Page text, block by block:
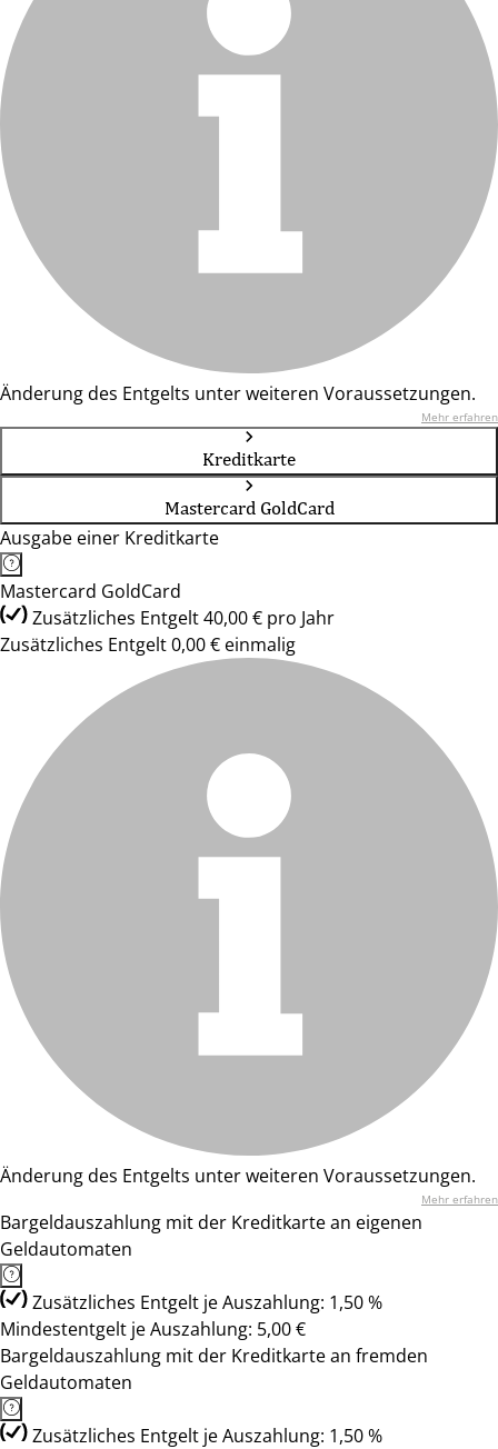
Änderung des Entgelts unter weiteren Voraussetzungen.
Mehr erfahren
Kreditkarte
Mastercard GoldCard
Ausgabe einer Kreditkarte
Mastercard GoldCard
Zusätzliches Entgelt 40,00 € pro Jahr
Zusätzliches Entgelt 0,00 € einmalig
Änderung des Entgelts unter weiteren Voraussetzungen.
Mehr erfahren
Bargeldauszahlung mit der Kreditkarte an eigenen
Geldautomaten
Zusätzliches Entgelt je Auszahlung: 1,50 %
Mindestentgelt je Auszahlung: 5,00 €
Bargeldauszahlung mit der Kreditkarte an fremden
Geldautomaten
Zusätzliches Entgelt je Auszahlung: 1,50 %